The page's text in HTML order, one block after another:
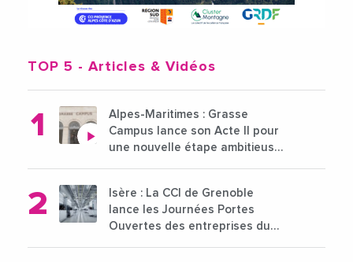
TOP 5 - Articles & Vidéos
Alpes-Maritimes : Grasse
Campus lance son Acte II pour
une nouvelle étape ambitieuse
Isère : La CCI de Grenoble
lance les Journées Portes
Ouvertes des entreprises du